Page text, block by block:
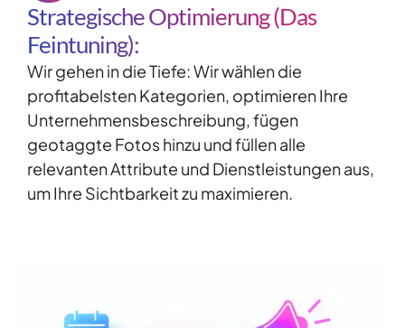
Strategische Optimierung (Das
Feintuning):
Wir gehen in die Tiefe: Wir wählen die
profitabelsten Kategorien, optimieren Ihre
Unternehmensbeschreibung, fügen
geotaggte Fotos hinzu und füllen alle
relevanten Attribute und Dienstleistungen aus,
um Ihre Sichtbarkeit zu maximieren.